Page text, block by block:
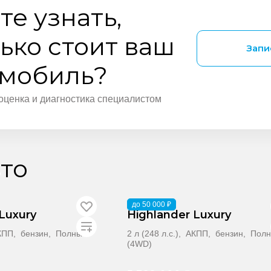
узнать,
стоит ваш
и диагностика специалистом
бензин, Полный
до 50 000 ₽
В поставке
Highlander Luxury
2 л (248 л.с.), АКПП, бензин,
(4WD)